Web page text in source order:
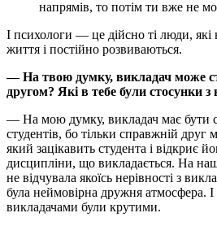
напрямів, то потім ти вже не
І психологи — це дійсно ті люди, які
життя і постійно розвиваються.
— На твою думку, викладач може
другом? Які в тебе були стосунки
— На мою думку, викладач має бути
студентів, бо тільки справжній друг
який зацікавить студента і відкриє
дисципліни, що викладається. На
не відчувала якоїсь нерівності з
була неймовірна дружня атмосфера. І
викладачами були крутими.